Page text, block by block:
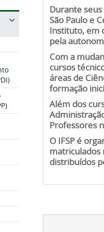
Durante
São Paulo e
Instituto, em
pela
Com a
cursos
áreas de
formação
Além dos
Professores
O IFSP é
matriculados
distribuídos